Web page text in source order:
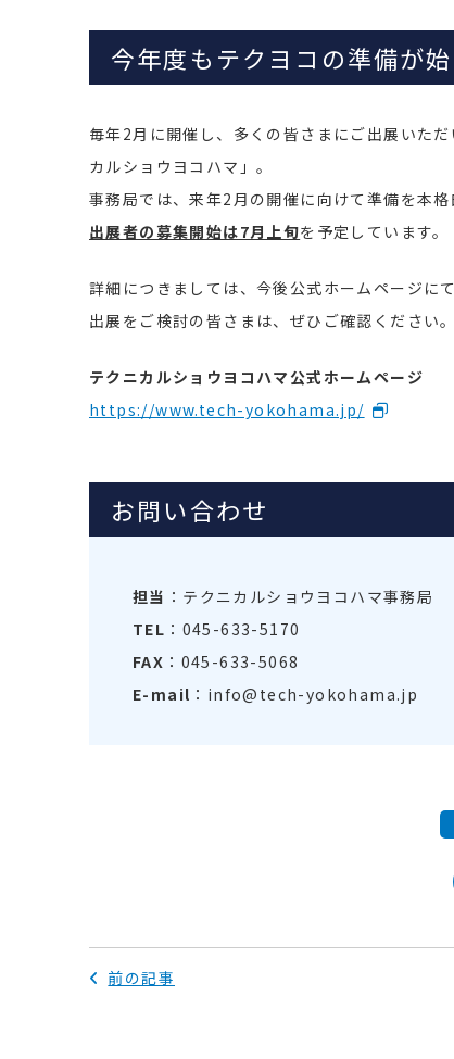
今年度もテクヨコの準備が
毎年2月に開催し、多くの皆さまにご出展いた
カルショウヨコハマ」。
事務局では、来年2月の開催に向けて準備を本格
出展者の募集開始は7月上旬を予定しています。
詳細につきましては、今後公式ホームページに
出展をご検討の皆さまは、ぜひご確認ください。
テクニカルショウヨコハマ公式ホームページ
https://www.tech-yokohama.jp/
お問い合わせ
担当 ：テクニカルショウヨコハマ事務局
TEL ：045-633-5170
FAX ：045-633-5068
E-mail ：info@tech-yokohama.jp
前の記事